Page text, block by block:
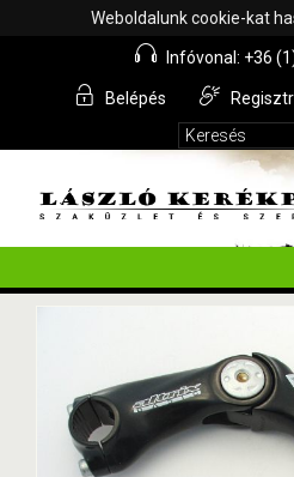
Weboldalunk cookie-kat
Infóvonal: +36
Belépés